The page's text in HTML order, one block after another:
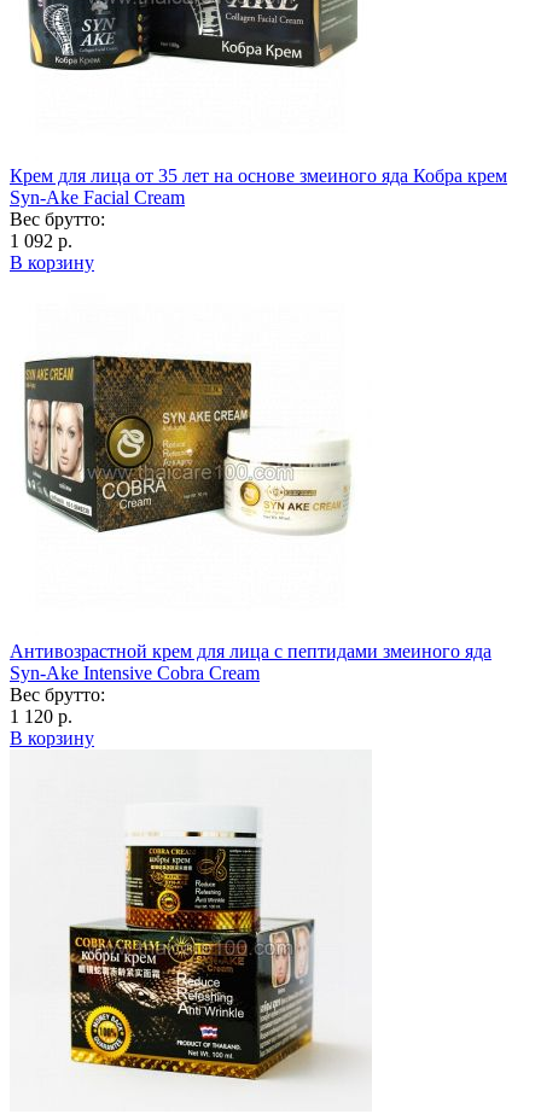
Крем для лица от 35 лет на основе змеиного яда Кобра крем
Syn-Ake Facial Cream
Вес брутто:
1 092 р.
В корзину
Антивозрастной крем для лица с пептидами змеиного яда
Syn-Ake Intensive Cobra Cream
Вес брутто:
1 120 р.
В корзину